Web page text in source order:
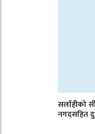
सर्लाहीको
नगदसहित